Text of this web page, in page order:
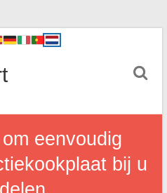
eenvoudig
bij u